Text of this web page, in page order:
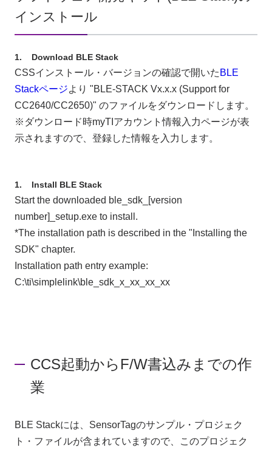
インストール
Download BLE Stack
CSSインストール・バージョンの確認で開いた BLE
Stackページより "BLE-STACK Vx.x.x (Support for
CC2640/CC2650)" のファイルをダウンロードします。
※ダウンロード時myTIアカウント情報入力ページが表
示されますので、登録した情報を入力します。
Install BLE Stack
Start the downloaded ble_sdk_[version
number]_setup.exe to install.
*The installation path is described in the "Installing the
SDK" chapter.
Installation path entry example:
C:\ti\simplelink\ble_sdk_x_xx_xx_xx
CCS起動からF/W書込みまでの作
業
BLE Stackには、SensorTagのサンプル・プロジェク
ト・ファイルが含まれていますので、このプロジェク